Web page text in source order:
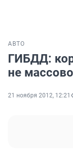
АВТО
ГИБДД:
не
21 ноября 2012, 12:21